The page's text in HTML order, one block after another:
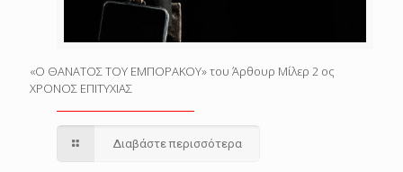
«Ο ΘΑΝΑΤΟΣ ΤΟΥ ΕΜΠΟΡΑΚΟΥ» του Άρθουρ Μίλερ 2 ος
ΧΡΟΝΟΣ ΕΠΙΤΥΧΙΑΣ
Διαβάστε περισσότερα